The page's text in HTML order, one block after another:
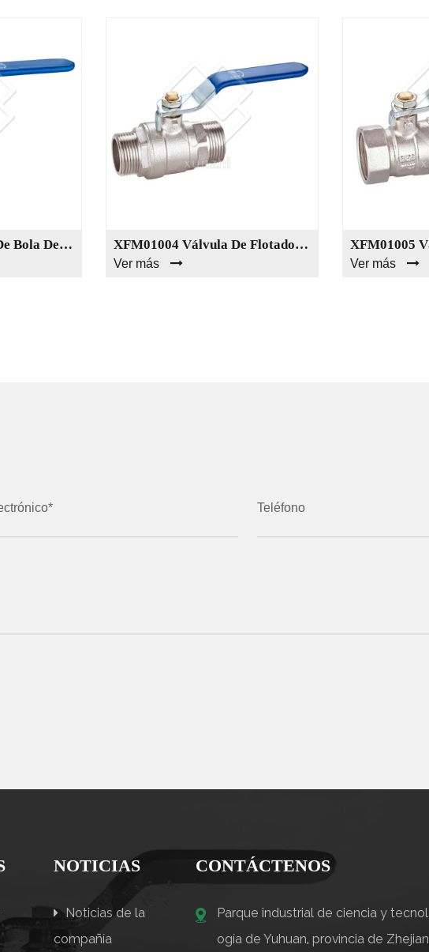
XFM01003 Válvula De Bola De Latón Venta Caliente Mejor Válvula De Bola De Latón A Precio Mayorista Válvula De Bola De Latón De La India XFM01004 Válvula De Flotador Roscada Manual Ss304 2pc Del Hilo Interno Del Fabricante Chino
Ver más Ver más
Teléfono
NOTICIAS
Noticias de la
compañía
CONTÁCTENOS
Parque industrial de ciencia y tecnol
ogía de Yuhuan, provincia de Zhejian